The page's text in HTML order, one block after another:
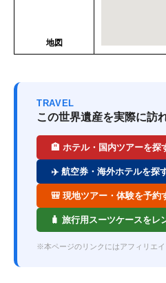
地図
TRAVEL
この世界遺産を実際に訪
🏨 ホテル・国内ツアーを探
✈️ 航空券・海外ホテルを探
🎒 現地ツアー・体験を予約
🧳 旅行用スーツケースをレ
※本ページのリンクにはアフィリエ